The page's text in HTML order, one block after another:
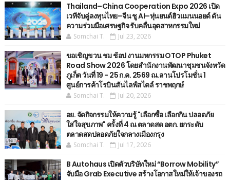
Thailand–China Cooperation Expo 2026 เปิด
เวทีจับคู่ลงทุนไทย–จีน ชู AI–หุ่นยนต์ฮิวแมนนอยด์ ดัน
ความร่วมมือเศรษฐกิจ รับคลื่นอุตสาหกรรมใหม่
Somchai T. Jul 23, 2026
ขอเชิญขวน ชม ช้อป งานมหกรรม OTOP Phuket
Road Show 2026 โดยสำนักงานพัฒนาชุมชนจังหวัด
ภูเก็ต วันที่ 19 - 25 ก.ค. 2569 ณ.ลานโปรโมชั่น 1
ศูนย์การค้าโรบินสันไลฟ์สไตล์ ราชพฤกษ์
Somchai T. Jul 20, 2026
อย. จัดกิจกรรมให้ความรู้ "เลือกซื้อ เลือกกิน ปลอดภัย
ใส่ใจสุขภาพ" ครั้งที่ 4 ณ ตลาดสด อตก. ยกระดับ
ตลาดสดปลอดภัยใจกลางเมืองกรุง
Somchai T. Jul 17, 2026
B Autohaus เปิดตัวบริษัทใหม่ “Borrow Mobility”
จับมือ Grab Executive สร้างโอกาสใหม่ให้เจ้าของรถ